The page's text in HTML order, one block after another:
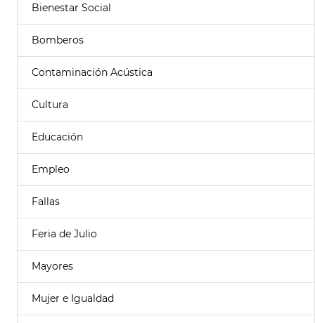
Bienestar Social
Bomberos
Contaminación Acústica
Cultura
Educación
Empleo
Fallas
Feria de Julio
Mayores
Mujer e Igualdad